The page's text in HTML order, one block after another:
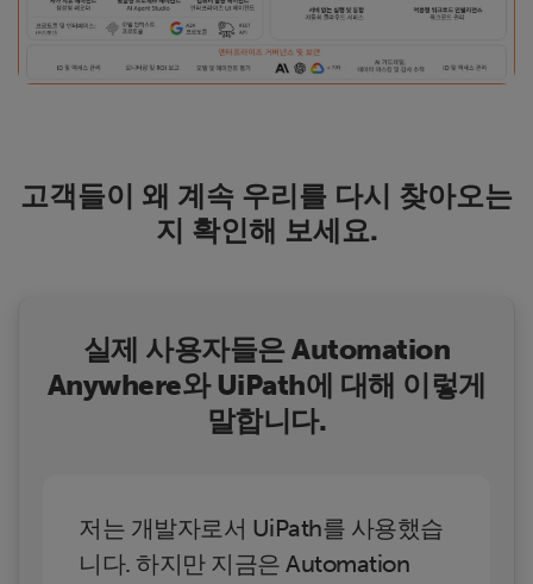
고객들이 왜 계속 우리를 다시 찾아오는
지 확인해 보세요.
실제 사용자들은 Automation
Anywhere와 UiPath에 대해 이렇게
말합니다.
저는 개발자로서 UiPath를 사용했습
니다. 하지만 지금은 Automation